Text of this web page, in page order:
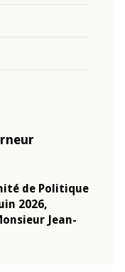
de Politique
2026,
Jean-